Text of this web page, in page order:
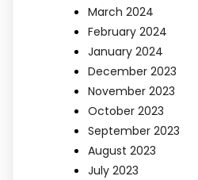
March 2024
February 2024
January 2024
December 2023
November 2023
October 2023
September 2023
August 2023
July 2023